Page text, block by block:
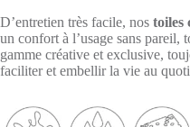
D’entretien très facile, nos toiles
un confort à l’usage sans pareil,
gamme créative et exclusive,
faciliter et embellir la vie au